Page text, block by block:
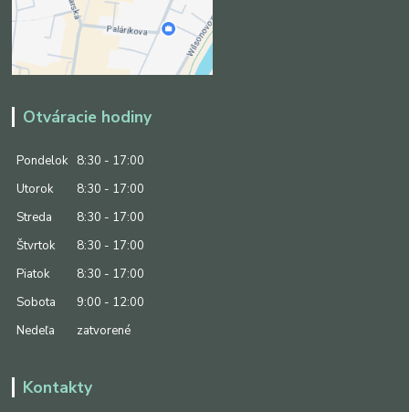
Otváracie hodiny
Pondelok
8:30 - 17:00
Utorok
8:30 - 17:00
Streda
8:30 - 17:00
Štvrtok
8:30 - 17:00
Piatok
8:30 - 17:00
Sobota
9:00 - 12:00
Nedeľa
zatvorené
Kontakty